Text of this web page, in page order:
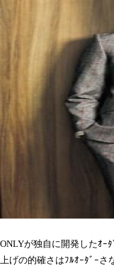
ONLYが独自に開発したｵｰ
上げの的確さはﾌﾙｵｰﾀﾞｰさ